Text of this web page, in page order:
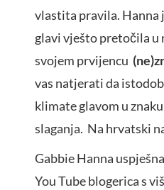
vlastita pravila. Hanna
glavi vješto pretočila u
svojem prvijencu
vas natjerati da
klimate glavom u
slaganja. Na hrvatski
Gabbie Hanna
You Tube blogerica s